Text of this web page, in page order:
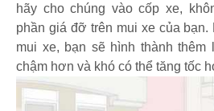
hãy cho chúng vào cốp xe,
phần giá đỡ trên mui xe của bạn.
mui xe, bạn sẽ hình thành
chậm hơn và khó có thể tăng tốc